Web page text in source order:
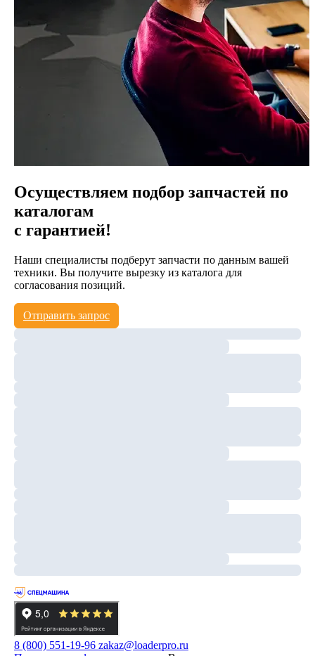
Осуществляем подбор запчастей по
каталогам
с гарантией!
Наши специалисты подберут запчасти по данным вашей
техники. Вы получите вырезку из каталога для
согласования позиций.
Отправить запрос
8 (800) 551-19-96 zakaz@loaderpro.ru